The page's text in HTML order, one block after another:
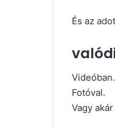
És az
Videóban.
Fotóval.
Vagy